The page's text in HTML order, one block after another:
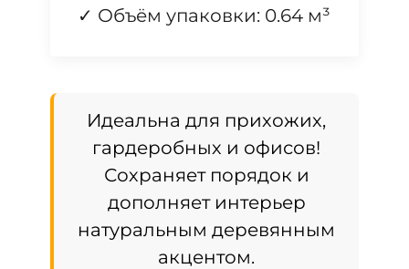
✓ Объём упаковки: 0.64 м³
Идеальна для прихожих,
гардеробных и офисов!
Сохраняет порядок и
дополняет интерьер
натуральным деревянным
акцентом.